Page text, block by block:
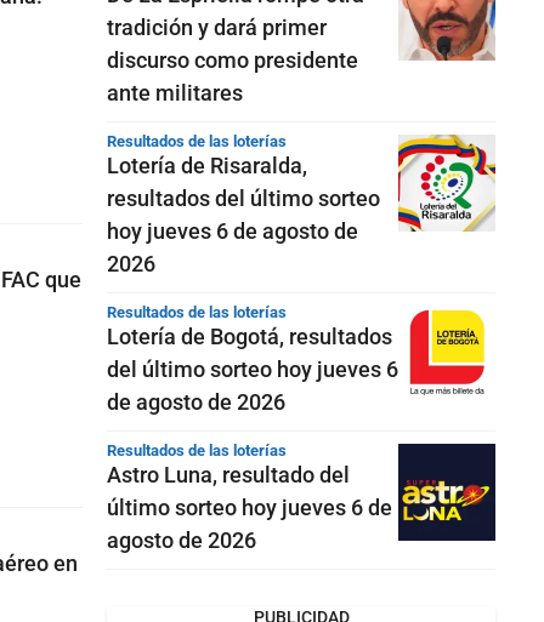
que
en
tradición y dará primer
discurso como presidente
ante militares
Resultados de las loterías
Lotería de Risaralda,
resultados del último sorteo
hoy jueves 6 de agosto de
2026
Resultados de las loterías
Lotería de Bogotá, resultados
del último sorteo hoy jueves 6
de agosto de 2026
Resultados de las loterías
Astro Luna, resultado del
último sorteo hoy jueves 6 de
agosto de 2026
PUBLICIDAD